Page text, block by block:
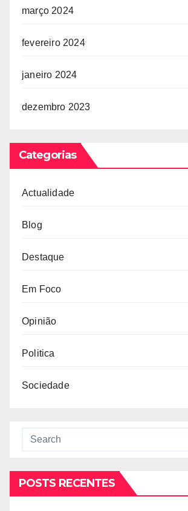
março 2024
fevereiro 2024
janeiro 2024
dezembro 2023
Categorias
Actualidade
Blog
Destaque
Em Foco
Opinião
Politica
Sociedade
POSTS RECENTES